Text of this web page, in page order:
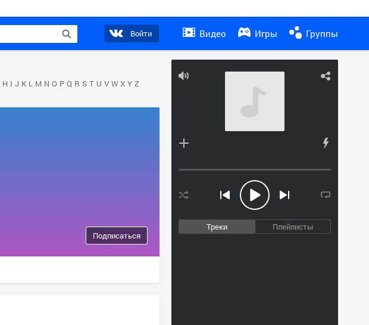
Войти Видео Игры Группы
Треки Плейлисты
H I J K L M N O P Q R S T U V W X Y Z
Подписаться